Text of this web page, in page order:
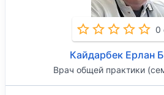
0
Кайдарбек Ерлан
Врач общей практики